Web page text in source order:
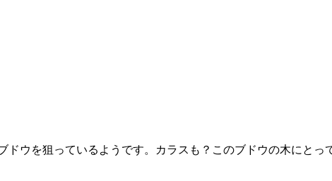
ウを狙っているようです。カラスも？このブドウの木にとっ